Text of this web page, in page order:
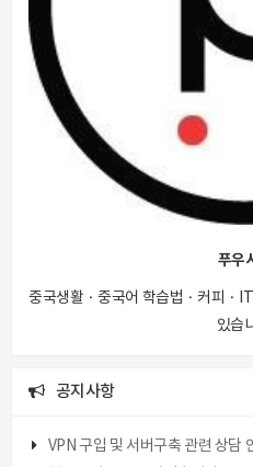
푸우
중국생활 · 중국어 학습법 · 커피 ·
있습
공지사항
VPN 구입 및 서버구축 관련 상담